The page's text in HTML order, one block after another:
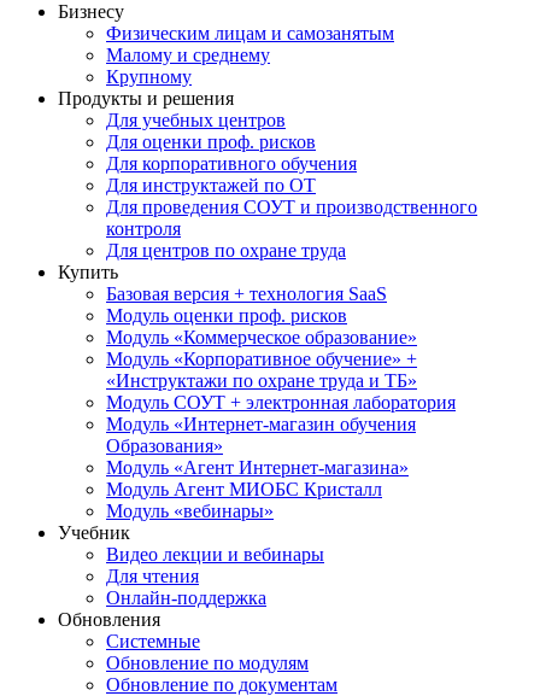
Бизнесу
Физическим лицам и самозанятым
Малому и среднему
Крупному
Продукты и решения
Для учебных центров
Для оценки проф. рисков
Для корпоративного обучения
Для инструктажей по ОТ
Для проведения СОУТ и производственного
контроля
Для центров по охране труда
Купить
Базовая версия + технология SaaS
Модуль оценки проф. рисков
Модуль «Коммерческое образование»
Модуль «Корпоративное обучение» +
«Инструктажи по охране труда и ТБ»
Модуль СОУТ + электронная лаборатория
Модуль «Интернет-магазин обучения
Образования»
Модуль «Агент Интернет-магазина»
Модуль Агент МИОБС Кристалл
Модуль «вебинары»
Учебник
Видео лекции и вебинары
Для чтения
Онлайн-поддержка
Обновления
Системные
Обновление по модулям
Обновление по документам